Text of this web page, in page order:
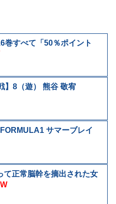
巻すべて「50％ポイント
】8（遊） 熊谷 敬宥
サマーブレイ
て正常脳幹を摘出された女